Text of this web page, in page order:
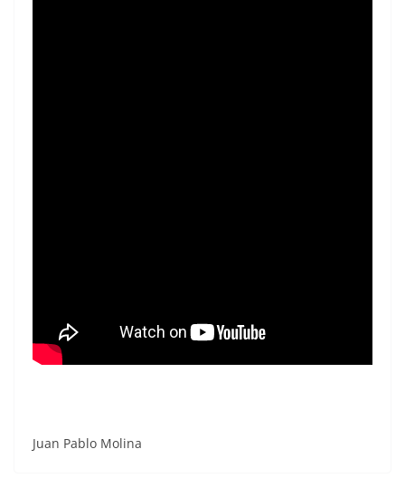
Juan Pablo Molina